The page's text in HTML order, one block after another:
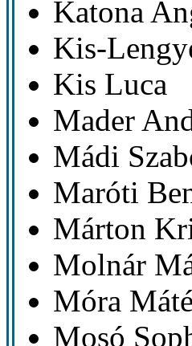
Katona
Kis-
Kis Luca
Mader
Mádi
Maróti
Márton
Molnár
Móra Máté
Mosó